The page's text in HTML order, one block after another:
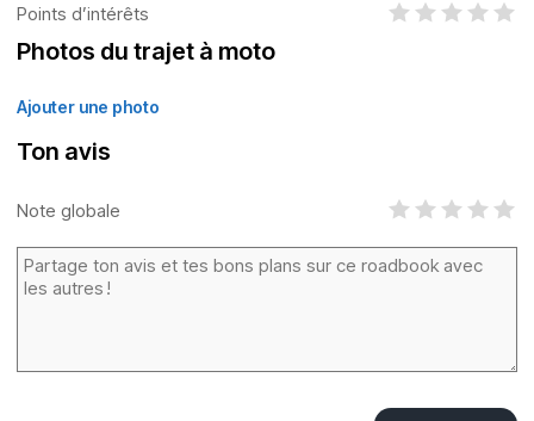
Points d’intérêts
Photos du trajet à moto
Ajouter une photo
Ton avis
Note globale